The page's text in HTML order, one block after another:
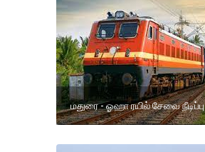
மதுரை - ஓஹா ரயில் சேவை நீடிப்பு